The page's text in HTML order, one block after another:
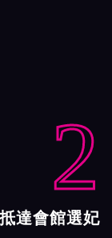
2
抵達會館選妃